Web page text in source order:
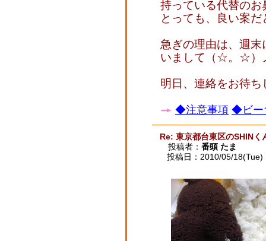
持っている代替の
とっても、良い案
急ぎの理由は、週
いまして（☆。☆）
明日、連絡をお待
◆注意事項 ◆ビー
Re: 東京都台東区のSHINく
投稿者： 番頭 たま
投稿日：2010/05/